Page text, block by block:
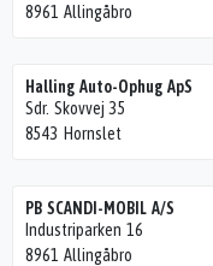
8961 Allingåbro
Halling Auto-Ophug ApS
Sdr. Skovvej 35
8543 Hornslet
PB SCANDI-MOBIL A/S
Industriparken 16
8961 Allingåbro